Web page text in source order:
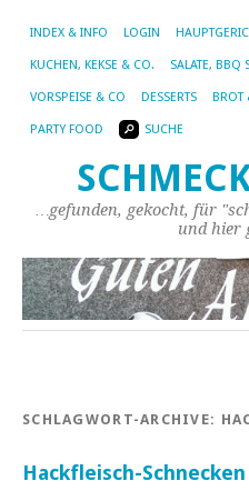
INDEX & INFO LOGIN
KUCHEN, KEKSE & CO. SALATE, BBQ
VORSPEISE & CO DESSERTS BROT
PARTY FOOD SUCHE
…gefunden, gekocht, für
und hier
SCHLAGWORT-ARCHIVE:
Hackfleisch-Schnecken